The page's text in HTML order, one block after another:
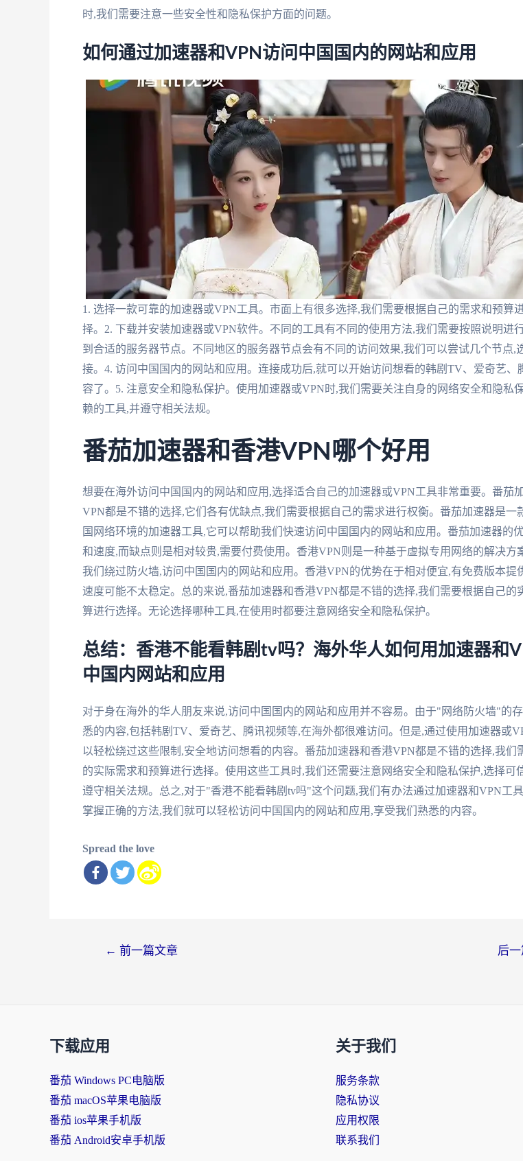
时,我们需要注意一些安全性和隐私保护方面的问题。
如何通过加速器和VPN访问中国国内的网站和应用
1. 选择一款可靠的加速器或VPN工具。市面上有很多选择,我们需要根据自己的需求和预算
择。2. 下载并安装加速器或VPN软件。不同的工具有不同的使用方法,我们需要按照说明进
到合适的服务器节点。不同地区的服务器节点会有不同的访问效果,我们可以尝试几个节点,
接。4. 访问中国国内的网站和应用。连接成功后,就可以开始访问想看的韩剧TV、爱奇艺、
容了。5. 注意安全和隐私保护。使用加速器或VPN时,我们需要关注自身的网络安全和隐私
赖的工具,并遵守相关法规。
番茄加速器和香港VPN哪个好用
想要在海外访问中国国内的网站和应用,选择适合自己的加速器或VPN工具非常重要。番茄
VPN都是不错的选择,它们各有优缺点,我们需要根据自己的需求进行权衡。番茄加速器是一
国网络环境的加速器工具,它可以帮助我们快速访问中国国内的网站和应用。番茄加速器的
和速度,而缺点则是相对较贵,需要付费使用。香港VPN则是一种基于虚拟专用网络的解决方
我们绕过防火墙,访问中国国内的网站和应用。香港VPN的优势在于相对便宜,有免费版本提
速度可能不太稳定。总的来说,番茄加速器和香港VPN都是不错的选择,我们需要根据自己的
算进行选择。无论选择哪种工具,在使用时都要注意网络安全和隐私保护。
总结：香港不能看韩剧tv吗？海外华人如何用加速器和
中国内网站和应用
对于身在海外的华人朋友来说,访问中国国内的网站和应用并不容易。由于"网络防火墙"的
悉的内容,包括韩剧TV、爱奇艺、腾讯视频等,在海外都很难访问。但是,通过使用加速器或
以轻松绕过这些限制,安全地访问想看的内容。番茄加速器和香港VPN都是不错的选择,我们
的实际需求和预算进行选择。使用这些工具时,我们还需要注意网络安全和隐私保护,选择可
遵守相关法规。总之,对于"香港不能看韩剧tv吗"这个问题,我们有办法通过加速器和VPN工
掌握正确的方法,我们就可以轻松访问中国国内的网站和应用,享受我们熟悉的内容。
Spread the love
← 前一篇文章 后
下载应用
番茄 Windows PC电脑版
番茄 macOS苹果电脑版
番茄 ios苹果手机版
番茄 Android安卓手机版
关于我们
服务条款
隐私协议
应用权限
联系我们